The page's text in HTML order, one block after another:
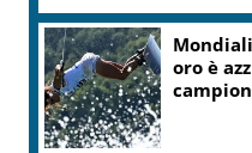
R.Fvg, Lenarduzzi
contro declino